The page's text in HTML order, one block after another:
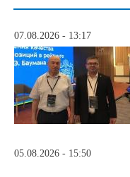
07.08.2026 - 13:17
05.08.2026 - 15:50